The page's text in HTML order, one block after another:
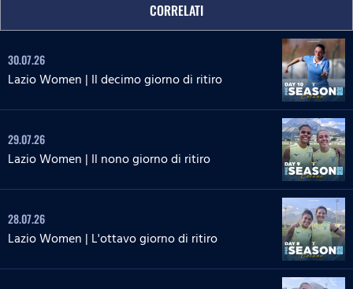
CORRELATI
30.07.26
Lazio Women | Il decimo giorno di ritiro
29.07.26
Lazio Women | Il nono giorno di ritiro
28.07.26
Lazio Women | L'ottavo giorno di ritiro